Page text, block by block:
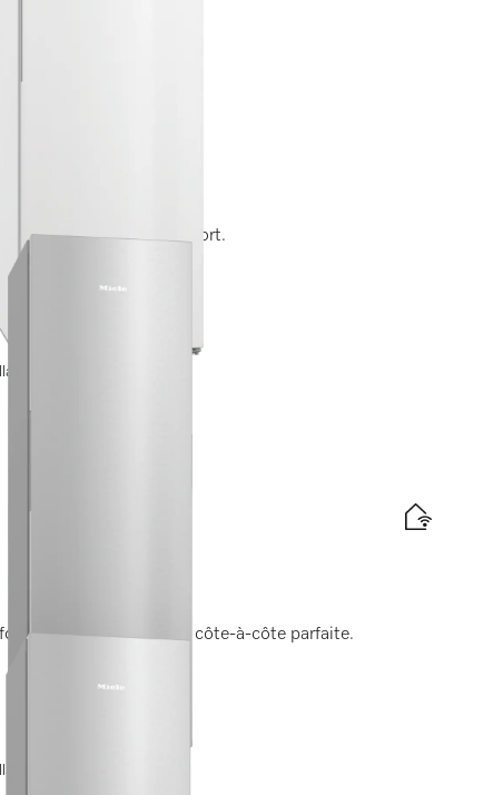
XXL pour un grand confort.
énergétique
gratuites
pour la combinaison côte-à-côte parfaite.
énergétique
gratuites